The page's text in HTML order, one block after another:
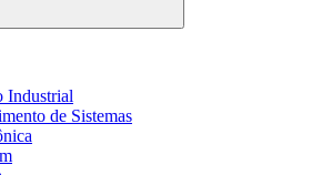
Buscar
Industrial
de Sistemas